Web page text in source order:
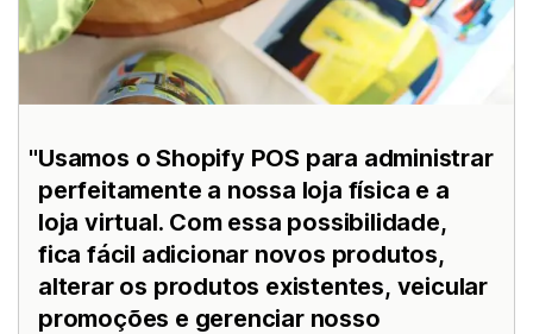
Usamos o Shopify POS para administrar
perfeitamente a nossa loja física e a
loja virtual. Com essa possibilidade,
fica fácil adicionar novos produtos,
alterar os produtos existentes, veicular
promoções e gerenciar nosso